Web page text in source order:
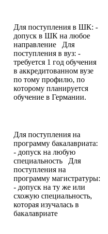
Для поступления в ШК: -
допуск в ШК на любое
направление Для
поступления в вуз: -
требуется 1 год обучения
в аккредитованном вузе
по тому профилю, по
которому планируется
обучение в Германии.
Для поступления на
программу бакалавриата:
- допуск на любую
специальность Для
поступления на
программу магистратуры:
- допуск на ту же или
схожую специальность,
которая изучалась в
бакалавриате